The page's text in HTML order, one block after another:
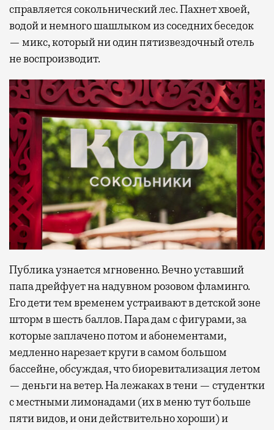
справляется сокольнический лес. Пахнет хвоей,
водой и немного шашлыком из соседних беседок
— микс, который ни один пятизвездочный отель
не воспроизводит.
Публика узнается мгновенно. Вечно уставший
папа дрейфует на надувном розовом фламинго.
Его дети тем временем устраивают в детской зоне
шторм в шесть баллов. Пара дам с фигурами, за
которые заплачено потом и абонементами,
медленно нарезает круги в самом большом
бассейне, обсуждая, что биоревитализация летом
— деньги на ветер. На лежаках в тени — студентки
с местными лимонадами (их в меню тут больше
пяти видов, и они действительно хороши) и